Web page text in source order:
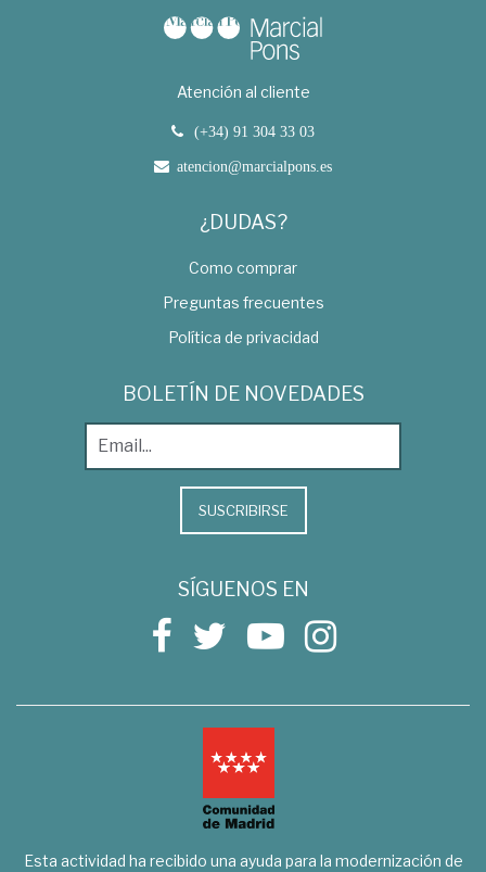
Atención al cliente
(+34) 91 304 33 03
atencion@marcialpons.es
¿DUDAS?
Como comprar
Preguntas frecuentes
Política de privacidad
BOLETÍN DE NOVEDADES
SUSCRIBIRSE
SÍGUENOS EN
Esta actividad ha recibido una ayuda para la modernización de